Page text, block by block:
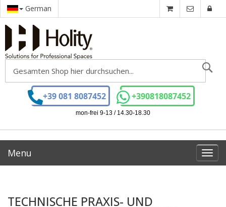
German
+39 081 8087452 +390818087452
mon-frei 9-13 / 14.30-18.30
Menu
TECHNISCHE PRAXIS- UND